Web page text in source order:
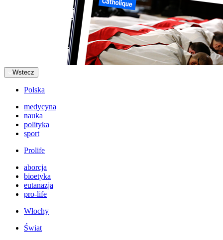
Wstecz
Polska
medycyna
nauka
polityka
sport
Prolife
aborcja
bioetyka
eutanazja
pro-life
Włochy
Świat